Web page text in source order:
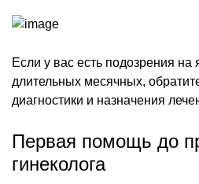
Если у вас есть подозрения
длительных месячных,
диагностики и назначения
Первая помощь до
гинеколога